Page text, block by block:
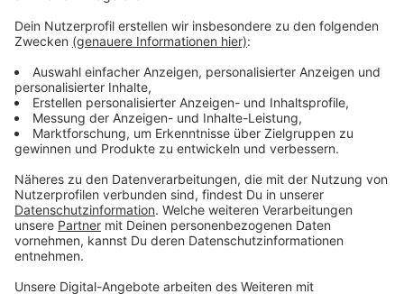
französischen Motor, auch und gerade in der
Verteidigungspolitik.“ Beide Minister zeigten sich einig,
dass eine Stärkung der europäischen
Verteidigungsbereitschaft nur durch enge
Zusammenarbeit möglich sei.
Ein zentrales Thema war das gemeinsame
Luftkampfsystem FCAS, das zusammen mit Spanien
entwickelt wird und ab 2040 einsatzbereit sein soll.
Trotz bestehender Differenzen über die Beteiligung
der Länder zeigte sich Pistorius optimistisch: „Wir
wollen bis Ende des Jahres Klarheit schaffen bei
FCAS.“